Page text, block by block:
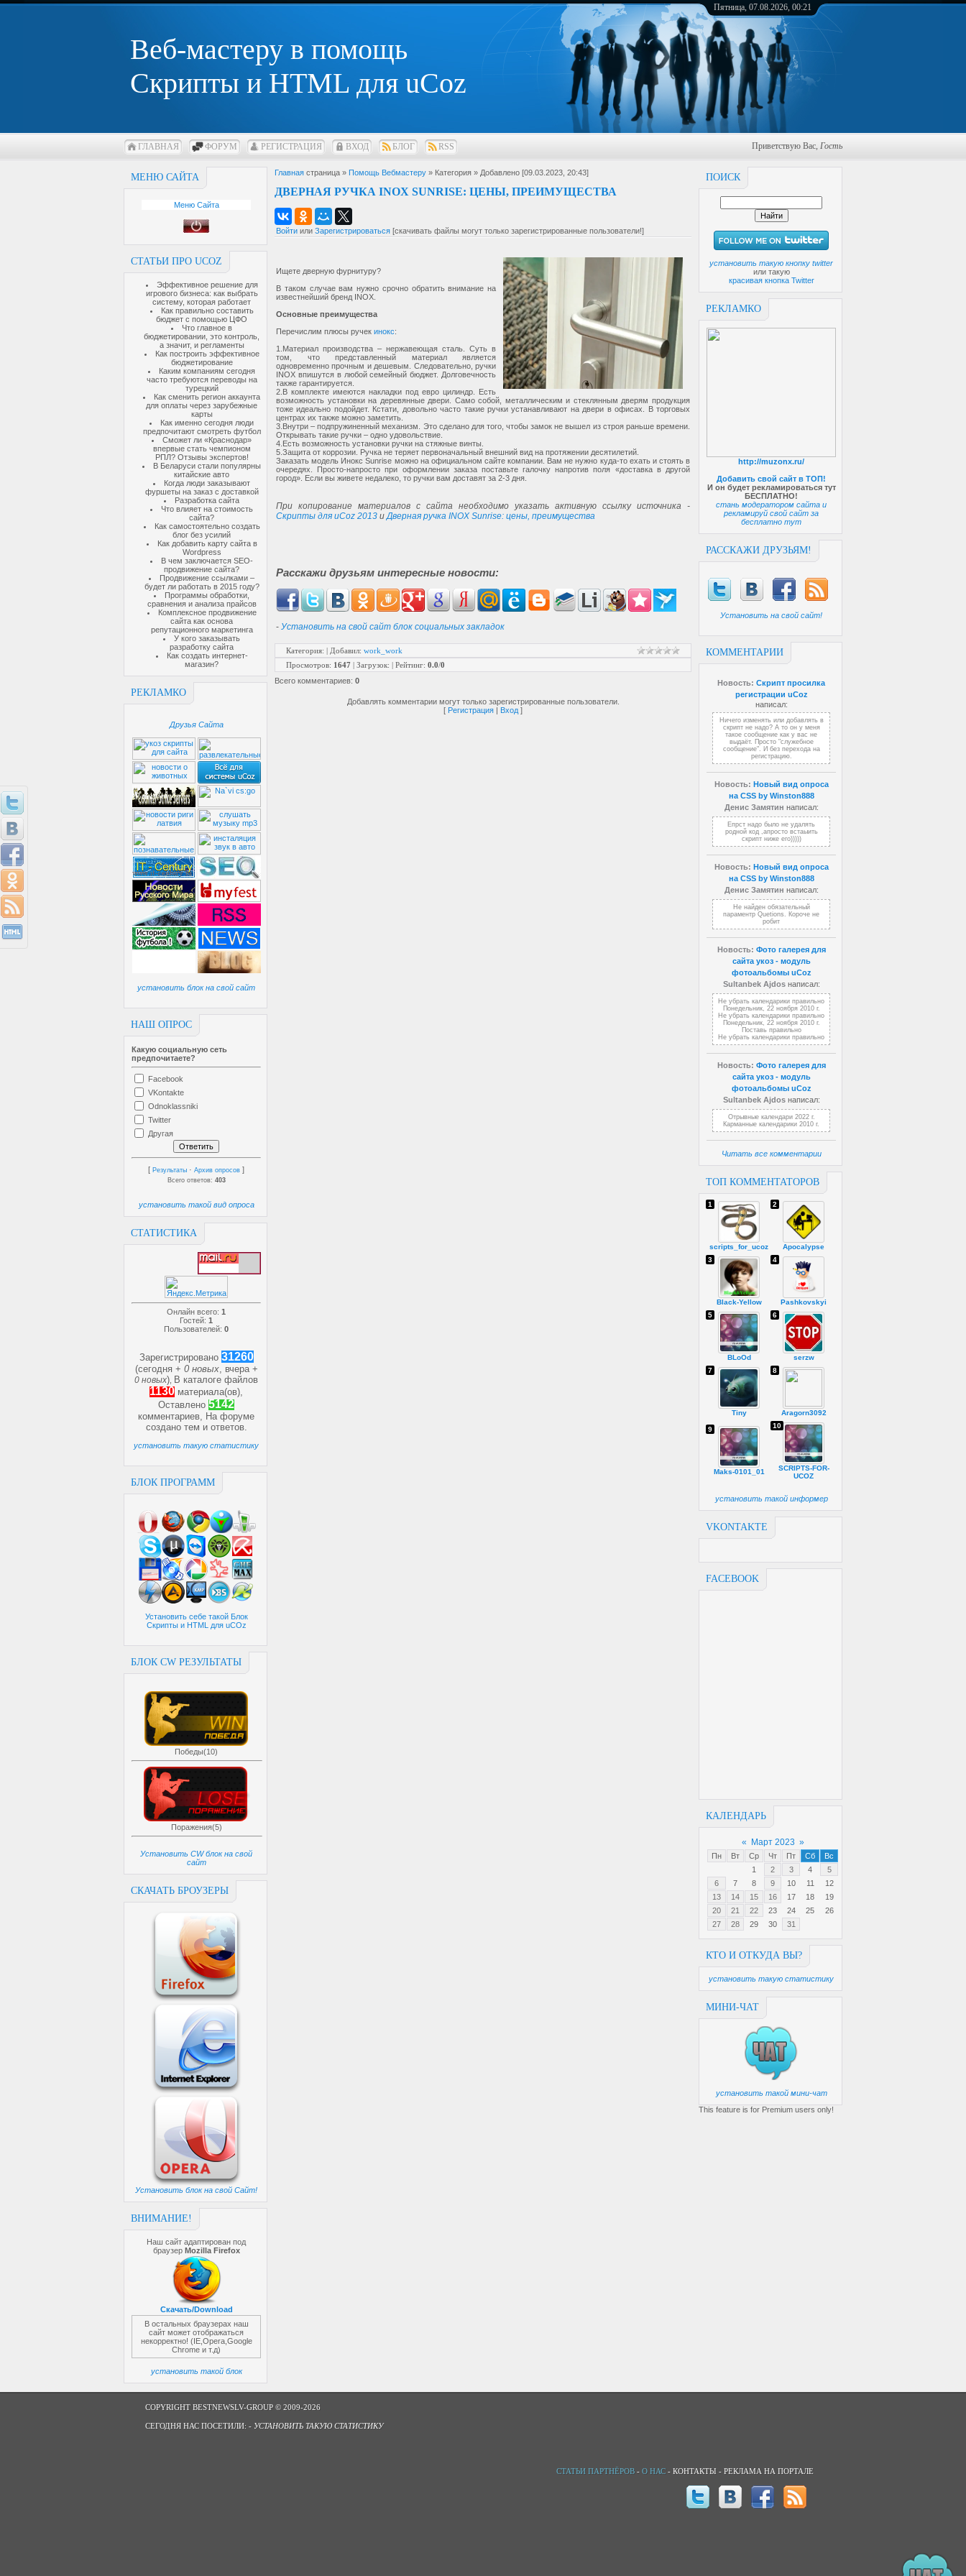
Веб-мастеру в помощь
Скрипты и HTML для uCoz
Пятница, 07.08.2026, 00:21
ГЛАВНАЯ ФОРУМ РЕГИСТРАЦИЯ ВХОД БЛОГ RSS Приветствую Вас, Гость
МЕНЮ САЙТА
Меню Сайта
СТАТЬИ ПРО UCOZ
Эффективное решение для
игрового бизнеса: как выбрать
систему, которая работает
Как правильно составить
бюджет с помощью ЦФО
Что главное в
бюджетировании, это контроль,
а значит, и регламенты
Как построить эффективное
бюджетирование
Каким компаниям сегодня
часто требуются переводы на
турецкий
Как сменить регион аккаунта
для оплаты через зарубежные
карты
Как именно сегодня люди
предпочитают смотреть футбол
Сможет ли «Краснодар»
впервые стать чемпионом
РПЛ? Отзывы экспертов!
В Беларуси стали популярны
китайские авто
Когда люди заказывают
фуршеты на заказ с доставкой
Разработка сайта
Что влияет на стоимость
сайта?
Как самостоятельно создать
блог без усилий
Как добавить карту сайта в
Wordpress
В чем заключается SEO-
продвижение сайта?
Продвижение ссылками –
будет ли работать в 2015 году?
Программы обработки,
сравнения и анализа прайсов
Комплексное продвижение
сайта как основа
репутационного маркетинга
У кого заказывать
разработку сайта
Как создать интернет-
магазин?
РЕКЛАМКО
Друзья Сайта
установить блок на свой сайт
НАШ ОПРОС
Какую социальную сеть
предпочитаете?
Facebook
VKontakte
Odnoklassniki
Twitter
Другая
[ Результаты · Архив опросов ]
Всего ответов: 403
установить такой вид опроса
СТАТИСТИКА
Онлайн всего: 1
Гостей: 1
Пользователей: 0
Зарегистрировано 31260
(сегодня + 0 новых, вчера +
0 новых) В каталоге файлов
1130 материала(ов),
Оставлено 5142
комментариев, На форуме
создано тем и ответов.
установить такую статистику
БЛОК ПРОГРАММ
Установить себе такой Блок
Скрипты и HTML для uCOz
БЛОК CW РЕЗУЛЬТАТЫ
Победы(10)
Поражения(5)
Установить CW блок на свой
сайт
СКАЧАТЬ БРОУЗЕРЫ
Установить блок на свой Сайт!
ВНИМАНИЕ!
Наш сайт адаптирован под
браузер Mozilla Firefox
Скачать/Download
В остальных браузерах наш
сайт может отображаться
некорректно! (IE,Opera,Google
Chrome и т.д)
установить такой блок
ПОИСК
установить такую кнопку twitter
или такую
красивая кнопка Twitter
РЕКЛАМКО
http://muzonx.ru/
Добавить свой сайт в ТОП!
И он будет рекламироваться тут
БЕСПЛАТНО!
стань модератором сайта и
рекламируй свой сайт за
бесплатно тут
РАССКАЖИ ДРУЗЬЯМ!
Установить на свой сайт!
КОММЕНТАРИИ
Новость: Скрипт просилка
регистрации uCoz
написал:
Ничего изменять или добавлять в
скрипт не надо? А то он у меня
такое сообщение как у вас не
выдаёт. Просто "служебное
сообщение". И без перехода на
регистрацию.
Новость: Новый вид опроса
на CSS by Winston888
Денис Замятин написал:
Епрст надо было не удалять
родной код ,апросто встаыить
скрипт ниже его)))))
Новость: Новый вид опроса
на CSS by Winston888
Денис Замятин написал:
Не найден обязательный
параментр Quetions. Короче не
робит
Новость: Фото галерея для
сайта укоз - модуль
фотоальбомы uCoz
Sultanbek Ajdosнаписал:
Не убрать календарики правильно
Понедельник, 22 ноября 2010 г.
Не убрать календарики правильно
Понедельник, 22 ноября 2010 г.
Поставь правильно
Не убрать календарики правильно
Новость: Фото галерея для
сайта укоз - модуль
фотоальбомы uCoz
Sultanbek Ajdosнаписал:
Отрывные календари 2022 г.
Карманные календарики 2010 г.
Читать все комментарии
ТОП КОММЕНТАТОРОВ
scripts_for_ucoz
1
Apocalypse
2
Black-Yellow
3
Pashkovskyi
4
BLoOd
5
serzw
6
Tiny
7
Aragorn3092
8
Maks-0101_01
9
SCRIPTS-FOR-
UCOZ
10
установить такой информер
VKONTAKTE
FACEBOOK
КАЛЕНДАРЬ
« Март 2023 »
Пн Вт Ср Чт Пт Сб
Вс
1
2 3 4
5
6
7 8 9 10 11
12
13
14 15 16 17 18
19
20
21 22 23 24 25
26
27
28 29 30 31
КТО И ОТКУДА ВЫ?
установить такую статистику
МИНИ-ЧАТ
установить такой мини-чат
This feature is for Premium users only!
Главная страница » Помощь Вебмастеру » Категория » Добавлено [09.03.2023, 20:43]
ДВЕРНАЯ РУЧКА INOX SUNRISE: ЦЕНЫ, ПРЕИМУЩЕСТВА
Войти или Зарегистрироваться [скачивать файлы могут только зарегистрированные пользователи!]
Ищете дверную фурнитуру?
В таком случае вам нужно срочно обратить внимание на
известнейший бренд INOX.
Основные преимущества
Перечислим плюсы ручек инокс:
1. Материал производства – нержавеющая сталь. Суть в
том, что представленный материал является
одновременно прочным и дешевым. Следовательно, ручки
INOX впишутся в любой семейный бюджет. Долговечность
также гарантируется.
2. В комплекте имеются накладки под евро цилиндр. Есть
возможность установки на деревянные двери. Само собой, металлическим и стеклянным дверям продукция
тоже идеально подойдет. Кстати, довольно часто такие ручки устанавливают на двери в офисах. В торговых
центрах их также можно заметить.
3. Внутри – подпружиненный механизм. Это сделано для того, чтобы замок не вышел из строя раньше времени.
Открывать такие ручки – одно удовольствие.
4. Есть возможность установки ручки на стяжные винты.
5. Защита от коррозии. Ручка не теряет первоначальный внешний вид на протяжении десятилетий.
Заказать модель Инокс Sunrise можно на официальном сайте компании. Вам не нужно куда-то ехать и стоять в
очередях. Просто-напросто при оформлении заказа поставьте галочку напротив поля «доставка в другой
город». Если вы живете недалеко, то ручки вам доставят за 2-3 дня.
При копирование материалов с сайта необходимо указать активную ссылку источника -
Скрипты для uCoz 2013 иДверная ручка INOX Sunrise: цены, преимущества
Расскажи друзьям интересные новости:
- Установить на свой сайт блок социальных закладок
Категория: | Добавил: work_work
Просмотров: 1647 | Загрузок: | Рейтинг: 0.0/0
Всего комментариев: 0
Добавлять комментарии могут только зарегистрированные пользователи.
[ Регистрация | Вход ]
COPYRIGHT BESTNEWSLV-GROUP © 2009-2026
СЕГОДНЯ НАС ПОСЕТИЛИ: - УСТАНОВИТЬ ТАКУЮ СТАТИСТИКУ
СТАТЬИ ПАРТНЁРОВ - О НАС - КОНТАКТЫ - РЕКЛАМА НА ПОРТАЛЕ